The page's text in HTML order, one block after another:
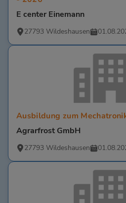
E center Einemann
27793 Wildeshausen
Ausbildung zum
Agrarfrost GmbH
27793 Wildeshausen